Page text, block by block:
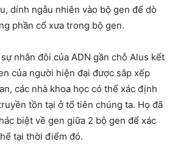
dính ngẫu nhiên vào bộ gen để dò
phần cổ xưa trong bộ gen.
nhân đôi của ADN gần chỗ Alus kết
của người hiện đại được sắp xếp
các nhà khoa học có thể xác định
tồn tại ở tổ tiên chúng ta. Họ đã
biệt về gen giữa 2 bộ gen để xác
tại thời điểm đó.